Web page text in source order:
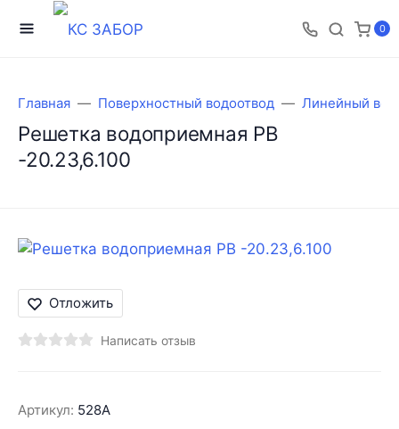
0
Главная Поверхностный водоотвод Линейный
Решетка водоприемная РВ
-20.23,6.100
Отложить
Написать отзыв
Артикул: 528А